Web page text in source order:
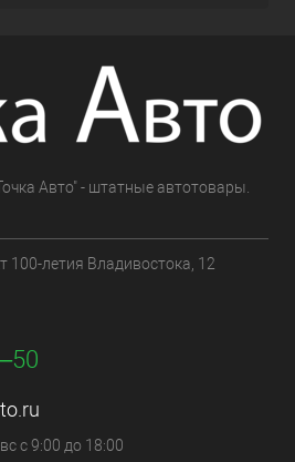
Авто" - штатные автотовары.
100-летия Владивостока, 12
с 9:00 до 18:00